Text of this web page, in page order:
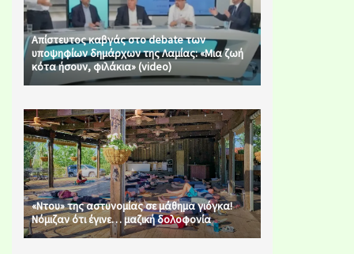
Απίστευτος καβγάς στο debate των
υποψηφίων δημάρχων της Λαμίας: «Μια ζωή
κότα ήσουν, φιλάκια» (video)
«Ντου» της αστυνομίας σε μάθημα γιόγκα!
Νόμιζαν ότι έγινε… μαζική δολοφονία